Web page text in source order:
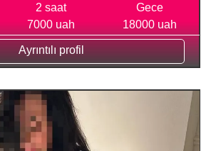
2 saat
7000 uah
Gece
18000 uah
Ayrıntılı profil